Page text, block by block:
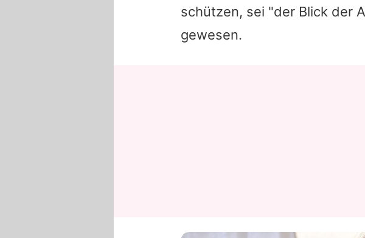
schützen, sei "der Blick der
gewesen.